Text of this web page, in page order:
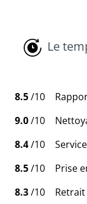
Le
8.5/10
9.0/10
8.4/10
8.5/10
Prise
8.3/10